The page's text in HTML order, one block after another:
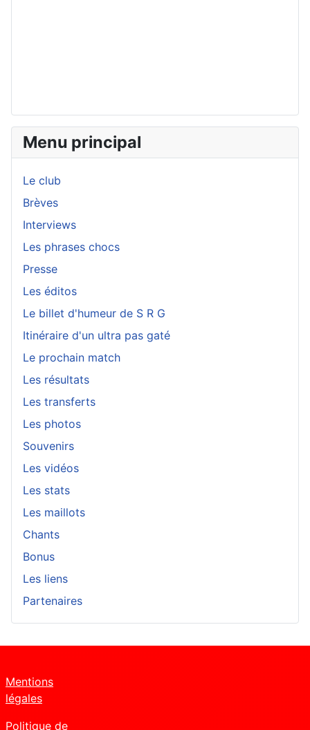
Menu principal
Le club
Brèves
Interviews
Les phrases chocs
Presse
Les éditos
Le billet d'humeur de S R G
Itinéraire d'un ultra pas gaté
Le prochain match
Les résultats
Les transferts
Les photos
Souvenirs
Les vidéos
Les stats
Les maillots
Chants
Bonus
Les liens
Partenaires
Mentions
légales
Politique de